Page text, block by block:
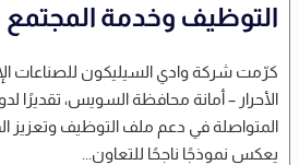
التوظيف وخدمة المجتمع
كرّمت شركة وادي السيليكون للصناعات
الأحرار – أمانة محافظة السويس، تقديرًا
المتواصلة في دعم ملف التوظيف وتعزيز
يعكس نموذجًا ناجحًا للتعاون...